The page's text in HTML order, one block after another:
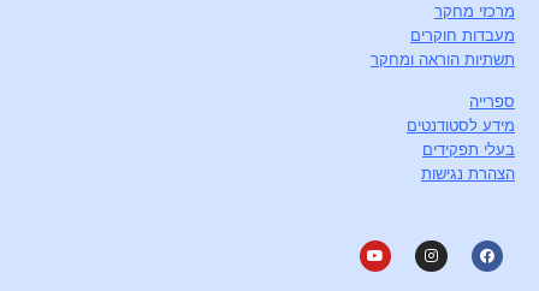
מרכזי מחקר
מעבדות חוקרים
תשתיות הוראה ומחקר
ספרייה
מידע לסטודנטים
בעלי תפקידים
הצהרת נגישות